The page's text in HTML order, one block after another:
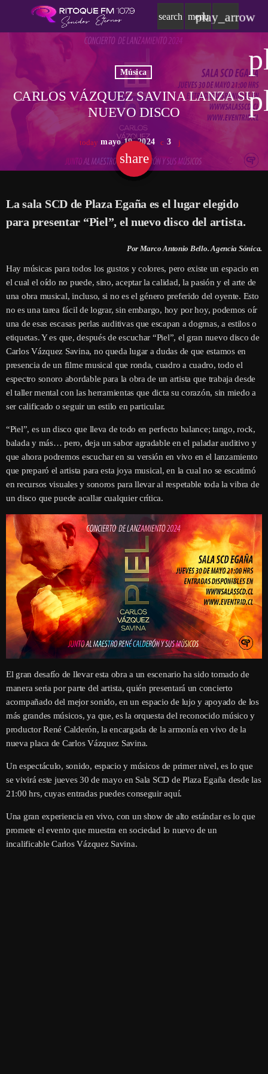
search menu
play_arrow
Música
CARLOS VÁZQUEZ SAVINA LANZA SU
NUEVO DISCO
today mayo 19, 2024 3
share
email
La sala SCD de Plaza Egaña es el lugar elegido
para presentar “Piel”, el nuevo disco del artista.
Por Marco Antonio Bello. Agencia Sónica.
Hay músicas para todos los gustos y colores, pero existe un espacio en
el cual el oído no puede, sino, aceptar la calidad, la pasión y el arte de
una obra musical, incluso, si no es el género preferido del oyente. Esto
no es una tarea fácil de lograr, sin embargo, hoy por hoy, podemos oír
una de esas escasas perlas auditivas que escapan a dogmas, a estilos o
etiquetas. Y es que, después de escuchar “Piel”, el gran nuevo disco de
Carlos Vázquez Savina, no queda lugar a dudas de que estamos en
presencia de un filme musical que ronda, cuadro a cuadro, todo el
espectro sonoro abordable para la obra de un artista que trabaja desde
el taller mental con las herramientas que dicta su corazón, sin miedo a
ser calificado o seguir un estilo en particular.
“Piel”, es un disco que lleva de todo en perfecto balance; tango, rock,
balada y más… pero, deja un sabor agradable en el paladar auditivo y
que ahora podremos escuchar en su versión en vivo en el lanzamiento
que preparó el artista para esta joya musical, en la cual no se escatimó
en recursos visuales y sonoros para llevar al respetable toda la vibra de
un disco que puede acallar cualquier crítica.
El gran desafío de llevar esta obra a un escenario ha sido tomado de
manera seria por parte del artista, quién presentará un concierto
acompañado del mejor sonido, en un espacio de lujo y apoyado de los
más grandes músicos, ya que, es la orquesta del reconocido músico y
productor René Calderón, la encargada de la armonía en vivo de la
nueva placa de Carlos Vázquez Savina.
Un espectáculo, sonido, espacio y músicos de primer nivel, es lo que
se vivirá este jueves 30 de mayo en Sala SCD de Plaza Egaña desde las
21:00 hrs, cuyas entradas puedes conseguir aquí.
Una gran experiencia en vivo, con un show de alto estándar es lo que
promete el evento que muestra en sociedad lo nuevo de un
incalificable Carlos Vázquez Savina.